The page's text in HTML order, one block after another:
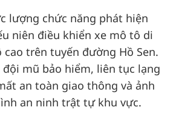
lượng chức năng phát hiện
niên điều khiển xe mô tô di
cao trên tuyến đường Hồ Sen.
mũ bảo hiểm, liên tục lạng
an toàn giao thông và ảnh
an ninh trật tự khu vực.